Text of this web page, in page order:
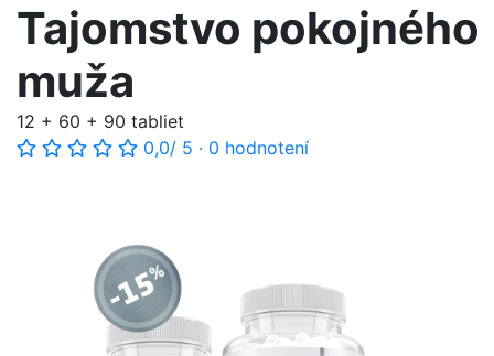
Tajomstvo pokojného
muža
12 + 60 + 90 tabliet
0,0/ 5 · 0 hodnotení